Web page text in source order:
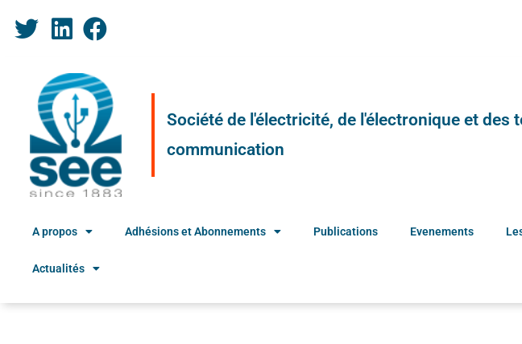
Société de l'électricité, de l'électronique et
communication
A propos Adhésions et Abonnements Publications Evenements
Actualités